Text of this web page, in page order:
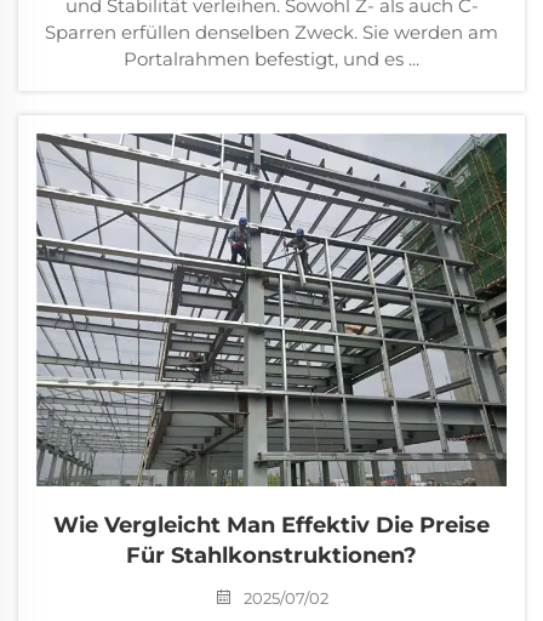
und Stabilität verleihen. Sowohl Z- als auch C-
Sparren erfüllen denselben Zweck. Sie werden am
Portalrahmen befestigt, und es ...
Wie Vergleicht Man Effektiv Die Preise
Für Stahlkonstruktionen?
2025/07/02